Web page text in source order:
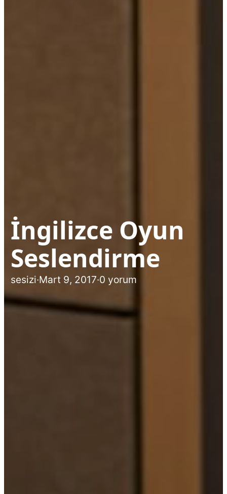
İngilizce Oyun
Seslendirme
sesizi·Mart 9, 2017·0 yorum